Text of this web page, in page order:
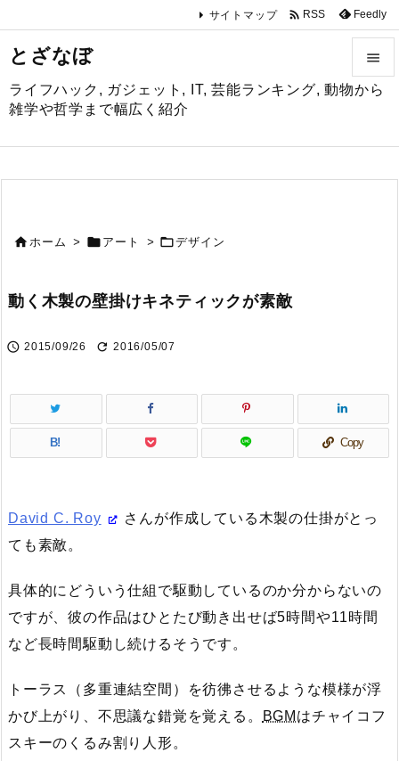
とざなぼ
ライフハック, ガジェット, IT, 芸能ランキング, 動物から
雑学や哲学まで幅広く紹介



サイトマップ  RSS Feedly
ホーム >  アート > デザイン
動く木製の壁掛けキネティックが素敵
 2015/09/26  2016/05/07
B! Copy
David C. Roy
さんが作成している木製の仕掛がとっ
ても素敵。
具体的にどういう仕組で駆動しているのか分からないの
ですが、彼の作品はひとたび動き出せば5時間や11時間
など長時間駆動し続けるそうです。
トーラス（多重連結空間）を彷彿させるような模様が浮
かび上がり、不思議な錯覚を覚える。
BGM はチャイコフ
スキーのくるみ割り人形。